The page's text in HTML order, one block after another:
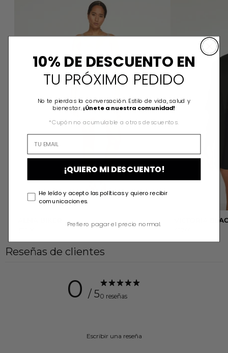
VICTORIA
Reseñas de clientes
0 / 50 reseñas
Escribir una reseña
10% DE DESCUENTO EN
TU PRÓXIMO PEDIDO
No te pierdas la conversación. Estilo de vida, salud y
bienestar. ¡Únete a nuestra comunidad!
*Cupón no acumulable a otros descuentos.
¡QUIERO MI DESCUENTO!
He leído y acepto las políticas y quiero recibir
comunicaciones.
Prefiero pagar el precio normal.